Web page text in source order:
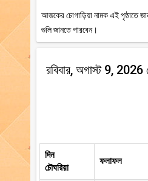
আজকের চোগাড়িয়া নামক এই পৃষ্ঠাতে
গুলি জানতে পারবেন।
রবিবার, অগাস্ট 9,
দিন
চৌঘরিয়া
ফলাফল